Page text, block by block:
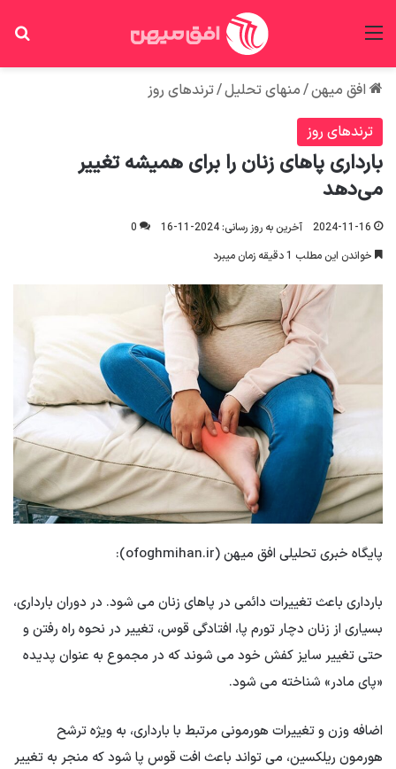
افق میهن/منهای تحلیل/ترندهای روز
ترندهای روز
بارداری پاهای زنان را برای همیشه تغییر
می‌دهد
2024-11-16 آخرین به روز رسانی: 2024-11-16
0
خواندن این مطلب 1 دقیقه زمان میبرد
پایگاه خبری تحلیلی افق میهن (ofoghmihan.ir):
بارداری باعث تغییرات دائمی در پاهای زنان می شود. در دوران بارداری،
بسیاری از زنان دچار تورم پا، افتادگی قوس، تغییر در نحوه راه رفتن و
حتی تغییر سایز کفش خود می شوند که در مجموع به عنوان پدیده
«پای مادر» شناخته می شود.
اضافه وزن و تغییرات هورمونی مرتبط با بارداری، به ویژه ترشح
هورمون ریلکسین، می تواند باعث افت قوس پا شود که منجر به تغییر